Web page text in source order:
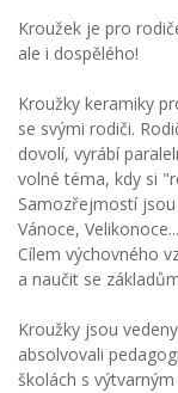
Kroužek je pro
ale i dospělého!
Kroužky keramiky
se svými rodiči.
dovolí, vyrábí
volné téma, kdy si
Samozřejmostí
Vánoce, Velikonoce...
Cílem výchovného
a naučit se
Kroužky jsou
absolvovali
školách s